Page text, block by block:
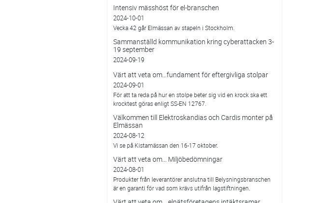
Intensiv mässhöst för el-branschen
2024-10-01
Vecka 42 går Elmässan av stapeln i Stockholm.
Sammanställd kommunikation kring cyberattacken 3-
19 september
2024-09-19
Värt att veta om…fundament för eftergivliga stolpar
2024-09-01
För att ta reda på hur en stolpe beter sig vid en krock ska ett
krocktest göras enligt SS-EN 12767.
Välkommen till Elektroskandias och Cardis monter på
Elmässan
2024-08-12
Vi se på Kistamässan den 16-17 oktober.
Värt att veta om... Miljöbedömningar
2024-08-01
Produkter från leverantörer anslutna till Belysningsbranschen
är en garanti för vad som krävs utifrån lagstiftningen.